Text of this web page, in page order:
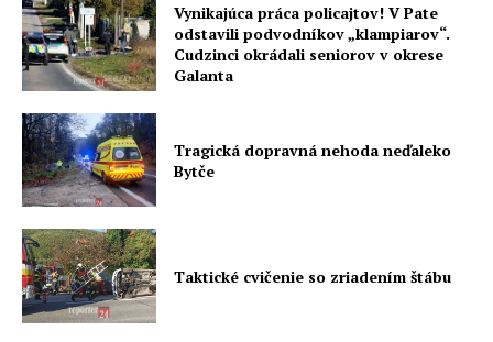
Vynikajúca práca policajtov! V Pate
odstavili podvodníkov „klampiarov“.
Cudzinci okrádali seniorov v okrese
Galanta
Tragická dopravná nehoda neďaleko
Bytče
Taktické cvičenie so zriadením štábu